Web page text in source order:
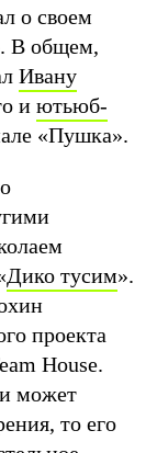
о своем
В общем,
Ивану
и ютьюб-
«Пушка».
Дико тусим».
проекта
House.
может
то его